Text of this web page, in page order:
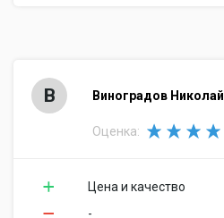
В Виноградов Николай
Оценка:
Цена и качество
-